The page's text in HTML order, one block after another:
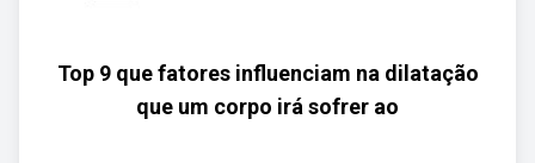
Top 9 que fatores influenciam na dilatação
que um corpo irá sofrer ao